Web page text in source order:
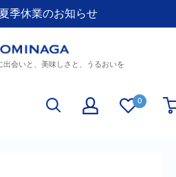
季休業のお知らせ
出会いと、美味しさと、うるおいを
0